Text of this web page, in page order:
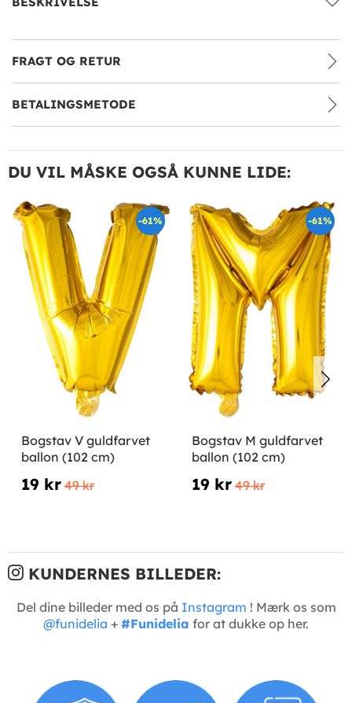
FRAGT OG RETUR
BETALINGSMETODE
DU VIL MÅSKE OGSÅ KUNNE LIDE:
-61%
Bogstav V guldfarvet
ballon (102 cm)
19 kr 49 kr
-61%
Bogstav M guldfarvet
ballon (102 cm)
19 kr 49 kr
KUNDERNES BILLEDER:
Del dine billeder med os på Instagram ! Mærk os som
@funidelia + #Funidelia for at dukke op her.